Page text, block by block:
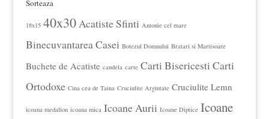
Sorteaza
18x15 40x30Acatiste Sfinti Antonie cel mare
Binecuvantarea Casei Botezul Domnului Bratari si Martisoare
Buchete de Acatiste candela carte Carti Bisericesti Carti
Ortodoxe Cina cea de Taina Cruciulite Argintate Cruciulite Lemn
icoana medalion icoana mica Icoane Aurii Icoane Diptice Icoane